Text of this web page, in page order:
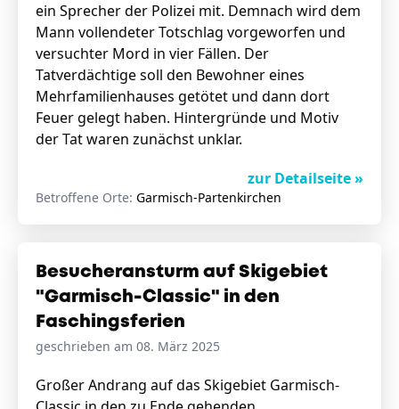
ein Sprecher der Polizei mit. Demnach wird dem
Mann vollendeter Totschlag vorgeworfen und
versuchter Mord in vier Fällen. Der
Tatverdächtige soll den Bewohner eines
Mehrfamilienhauses getötet und dann dort
Feuer gelegt haben. Hintergründe und Motiv
der Tat waren zunächst unklar.
zur Detailseite »
Betroffene Orte: Garmisch-Partenkirchen
Besucheransturm auf Skigebiet
"Garmisch-Classic" in den
Faschingsferien
geschrieben am 08. März 2025
Großer Andrang auf das Skigebiet Garmisch-